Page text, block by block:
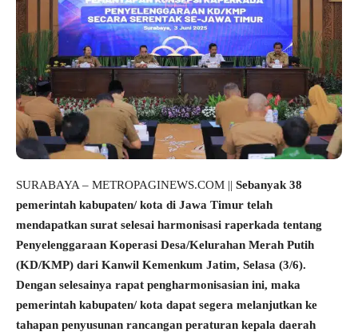
SURABAYA – METROPAGINEWS.COM || Sebanyak 38
pemerintah kabupaten/ kota di Jawa Timur telah
mendapatkan surat selesai harmonisasi raperkada tentang
Penyelenggaraan Koperasi Desa/Kelurahan Merah Putih
(KD/KMP) dari Kanwil Kemenkum Jatim, Selasa (3/6).
Dengan selesainya rapat pengharmonisasian ini, maka
pemerintah kabupaten/ kota dapat segera melanjutkan ke
tahapan penyusunan rancangan peraturan kepala daerah